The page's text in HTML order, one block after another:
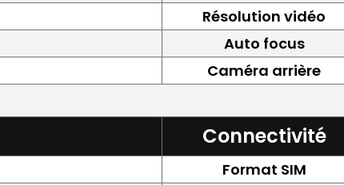
Résolution vidéo
Auto focus
Caméra arrière
Connectivité
Format SIM